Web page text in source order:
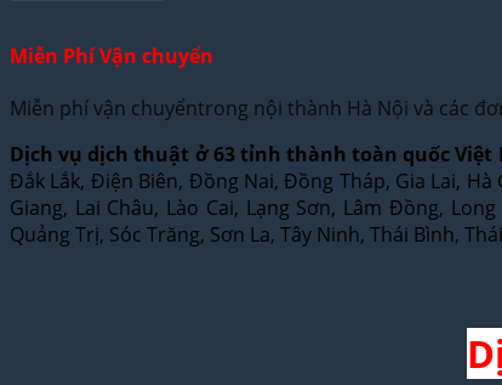
Miễn Phí Vận chuyển
Miễn phí vận chuyểntrong nội thành Hà Nội và các
Dịch vụ dịch thuật ở 63 tỉnh thành toàn quốc Việt
Đắk Lắk, Điện Biên, Đồng Nai, Đồng Tháp, Gia Lai, Hà
Giang, Lai Châu, Lào Cai, Lạng Sơn, Lâm Đồng,
Quảng Trị, Sóc Trăng, Sơn La, Tây Ninh, Thái Bình,